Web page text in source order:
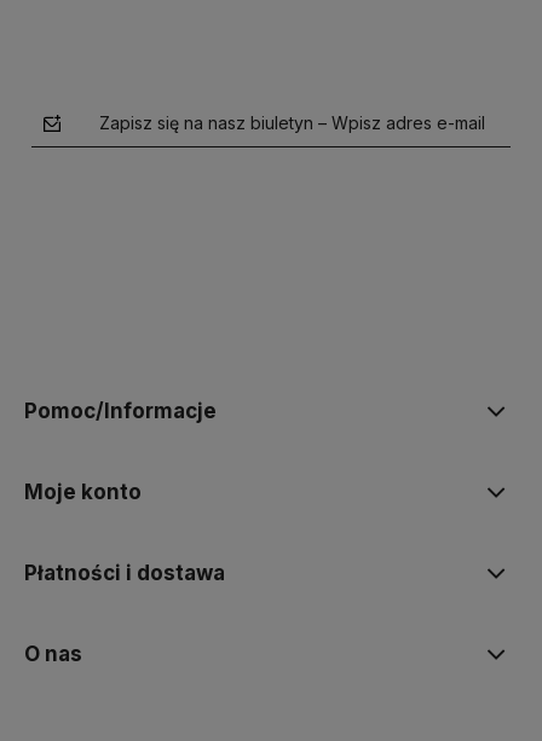
Zapisz się na nasz biuletyn – Wpisz adres e-mail
Pomoc/Informacje
Moje konto
Płatności i dostawa
O nas